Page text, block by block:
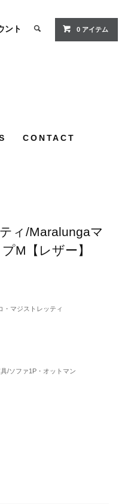
ント 0 アイテム
CONTACT
ィ/Maralungaマ
M【レザー】
・マジストレッティ
/ソファ1P・オットマン